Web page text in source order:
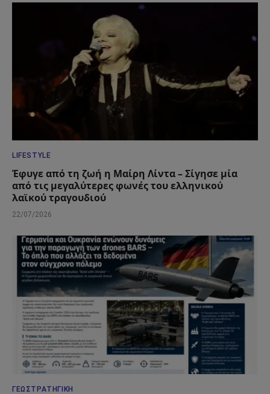
LIFESTYLE
Έφυγε από τη ζωή η Μαίρη Λίντα – Σίγησε μία
από τις μεγαλύτερες φωνές του ελληνικού
λαϊκού τραγουδιού
22/07/2026
ΓΕΩΣΤΡΑΤΗΓΙΚΉ